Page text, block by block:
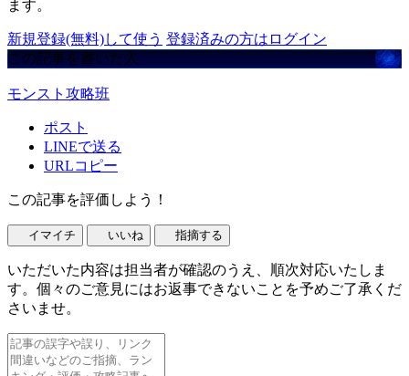
ます。
新規登録(無料)して使う 登録済みの方はログイン
この記事を書いた人
モンスト攻略班
ポスト
LINEで送る
URLコピー
この記事を評価しよう！
イマイチ いいね 指摘する
いただいた内容は担当者が確認のうえ、順次対応いたしま
す。個々のご意見にはお返事できないことを予めご了承くだ
さいませ。